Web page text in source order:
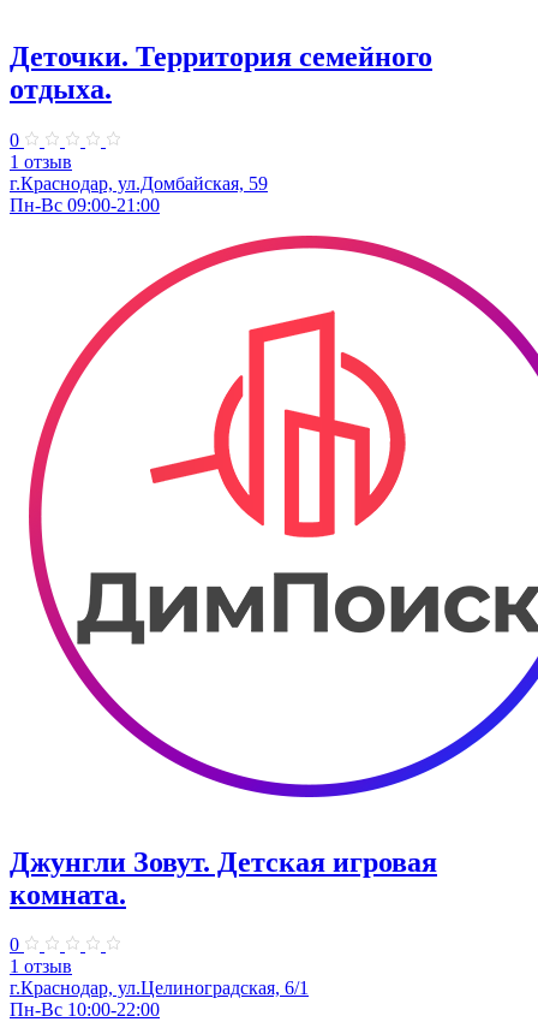
Деточки. Территория семейного
отдыха.
0
1 отзыв
г.Краснодар, ул.Домбайская, 59
Пн-Вс 09:00-21:00
Джунгли Зовут. Детская игровая
комната.
0
1 отзыв
г.Краснодар, ул.​Целиноградская, 6/1
Пн-Вс 10:00-22:00